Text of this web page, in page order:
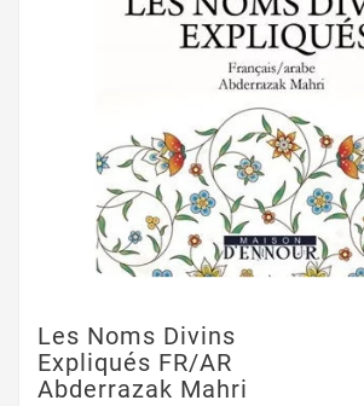
Les Noms Divins
Expliqués FR/AR
Abderrazak Mahri